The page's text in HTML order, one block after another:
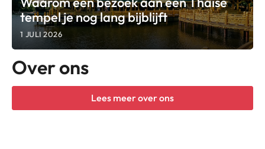
tempel je nog lang bijblijft
1 JULI 2026
Over ons
Lees meer over ons